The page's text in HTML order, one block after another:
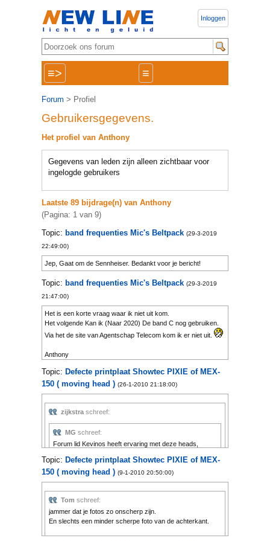
Inloggen
≡> ≡
Forum > Profiel
Gebruikersgegevens.
Het profiel van Anthony
Gegevens van leden zijn alleen zichtbaar voor
ingelogde gebruikers
Laatste 89 bijdrage(n) van Anthony
(Pagina: 1 van 9)
Topic: band frequenties Mic's Beltpack (29-3-2019
22:49:00)
Jep, Gaat om de Sennheiser. Bedankt voor je bericht!
Topic: band frequenties Mic's Beltpack (29-3-2019
21:47:00)
Het is een korte vraag waar ik niet uit kom.
Het volgende Kan ik (Naar 2020) De band C nog gebruiken.
Via het de site van Agentschap Telecom kom ik er niet uit.
Anthony
Topic: Defecte printplaat Showtec PIXIE of MEX-
150 ( moving head ) (26-1-2010 21:18:00)
zijkstra schreef:
MG schreef:
Forum lid Kevinos heeft ervaring met deze heads,
Hij heeft net iets andere, giant koppen. Deze zijn kwa
printplaat totaal anders volgens highlite.
Momenteel werken ze nu alle 4 weer door de printplaat die
ik heb ontvangen dus daar ben ik erg blij mee
Het enige probleem bij 1 head is de shutter, die reageerd
niet meer goed zodra je de strobo functie gebruikt. Je hoort
Dat is je steppen driver van je shutter of kabel breuk.
Topic: Defecte printplaat Showtec PIXIE of MEX-
150 ( moving head ) (9-1-2010 20:50:00)
Tom schreef:
jammer dat je fotos zo onscherp zijn.
En slechts een minder scherpe foto van de achterkant.